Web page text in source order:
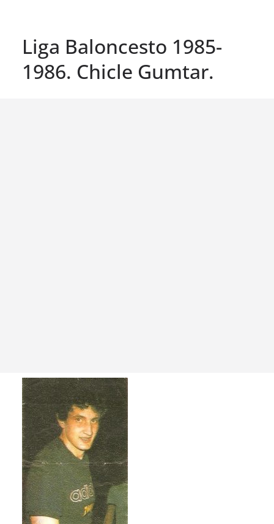
Liga Baloncesto 1985-
1986. Chicle Gumtar.